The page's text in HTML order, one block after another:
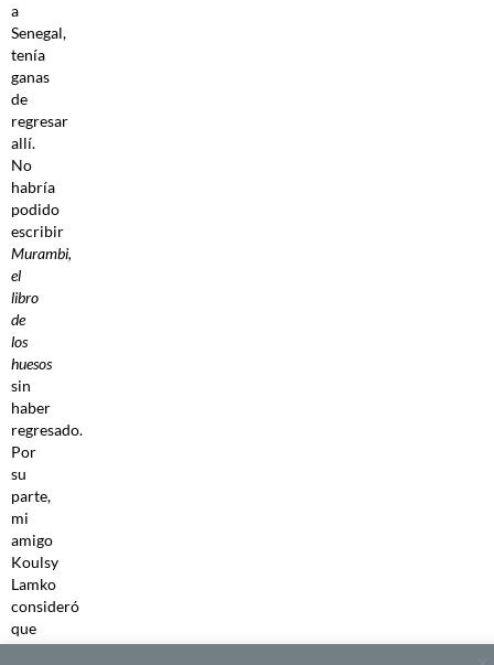
a
Senegal,
tenía
ganas
de
regresar
allí.
No
habría
podido
escribir
Murambi,
el
libro
de
los
huesos
sin
haber
regresado.
Por
su
parte,
mi
amigo
Koulsy
Lamko
consideró
que